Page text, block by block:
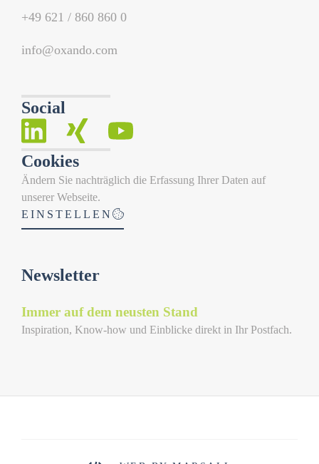
+49 621 / 860 860 0
info@oxando.com
Social
Cookies
Ändern Sie nachträglich die Erfassung Ihrer Daten auf
unserer Webseite.
EINSTELLEN
Newsletter
Immer auf dem neusten Stand
Inspiration, Know-how und Einblicke direkt in Ihr Postfach.